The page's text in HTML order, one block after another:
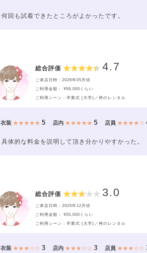
何回も試着できたところがよかったです。
総合評価 4.7
ご来店日時：2026年05月頃
ご利用金額： ¥58,000くらい
ご利用シーン：卒業式 (大学)／袴のレンタル
衣装 ★★★★★5 店内 ★★★★★ 5 店員 ★★★★☆
具体的な料金を説明して頂き分かりやすかった。
総合評価 3.0
ご来店日時：2025年12月頃
ご利用金額： ¥55,000くらい
ご利用シーン：卒業式 (大学)／袴のレンタル
衣装 ★★★☆☆3 店内 ★★★☆☆ 3 店員 ★★★☆☆